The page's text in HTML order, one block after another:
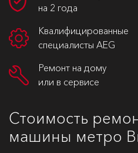
на 2 года
Квалифицированные
специалисты AEG
Ремонт на дому
или в сервисе
Стоимость
машины метро